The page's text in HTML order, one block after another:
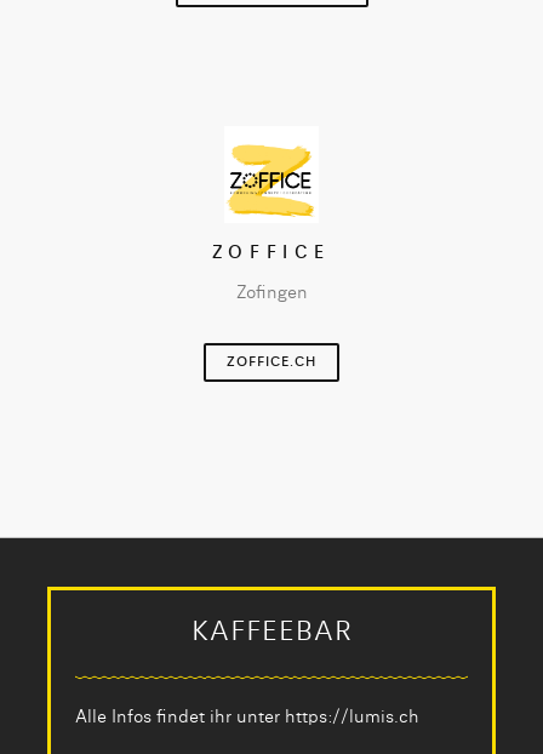
ZOFFICE
Zofingen
ZOFFICE.CH
KAFFEEBAR
Alle Infos findet ihr unter https://lumis.ch